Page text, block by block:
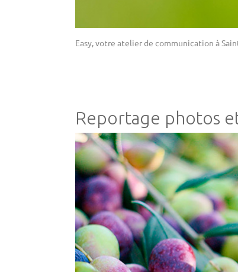
Easy, votre atelier de communication à
Reportage photos